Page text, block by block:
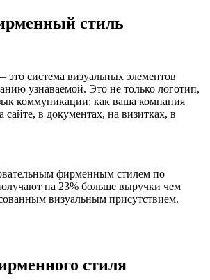
стиль
система визуальных элементов
узнаваемой. Это не только логотип,
коммуникации: как ваша компания
в документах, на визитках, в
фирменным стилем по
на 23% больше выручки чем
визуальным присутствием.
стиля